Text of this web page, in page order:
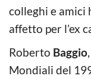
colleghi e amici
affetto per l’ex
Roberto Baggio
Mondiali del